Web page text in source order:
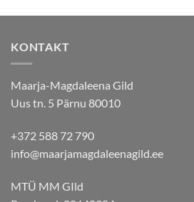
KONTAKT
Maarja-Magdaleena Gild
Uus tn. 5 Pärnu 80010
+372 588 72 790
info@maarjamagdaleenagild.ee
MTÜ MM GIld